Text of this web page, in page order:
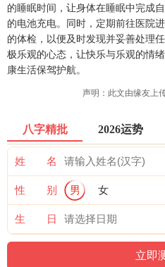
的睡眠时间，让身体在睡眠中完成
的电池充电。同时，定期前往医院
的体检，以便及时发现并妥善处理
极乐观的心态，让快乐与乐观的情
康生活保驾护航。
声明：此文由缘友上
八字精批 2026运势
姓 名
性 别 男 女
生 日